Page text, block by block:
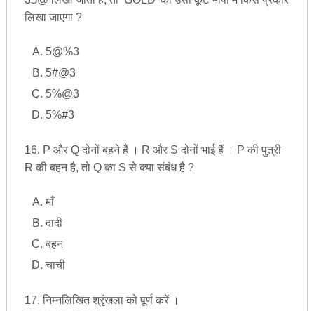
लिखा जाएगा ?
5@%3
5#@3
5%@3
5%#3
16. P और Q दोनों बहने हैं । R और S दोनों भाई हैं । P की पुत्री
R की बहन है, तो Q का S से क्या संबंध है ?
माँ
दादी
बहन
चाची
17. निम्नलिखित श्रृंखला को पूर्ण करें ।